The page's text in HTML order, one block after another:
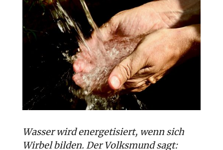
Wasser wird energetisiert, wenn sich
Wirbel bilden. Der Volksmund sagt: